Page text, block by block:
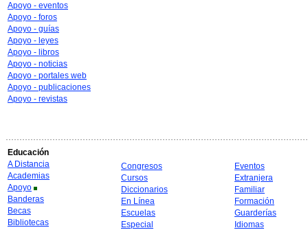
Apoyo - eventos
Apoyo - foros
Apoyo - guías
Apoyo - leyes
Apoyo - libros
Apoyo - noticias
Apoyo - portales web
Apoyo - publicaciones
Apoyo - revistas
Educación
A Distancia
Academias
Apoyo
Banderas
Becas
Bibliotecas
Congresos
Cursos
Diccionarios
En Línea
Escuelas
Especial
Eventos
Extranjera
Familiar
Formación
Guarderías
Idiomas